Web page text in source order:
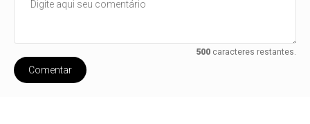
500caracteres restantes.
Comentar